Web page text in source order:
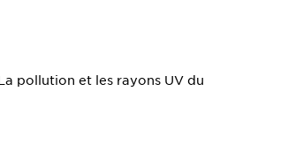
pollution et les rayons UV du